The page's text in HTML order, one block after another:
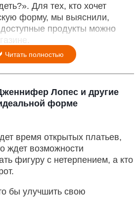
Для тех, кто хочет
форму, мы выяснили,
продукты можно
Читать полностью
Лопес и другие
форме
время открытых платьев,
ждет возможности
фигуру с нетерпением, а кто
бы улучшить свою